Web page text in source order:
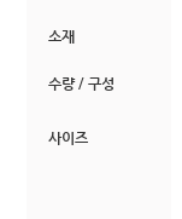
소재
수량 / 구성
사이즈